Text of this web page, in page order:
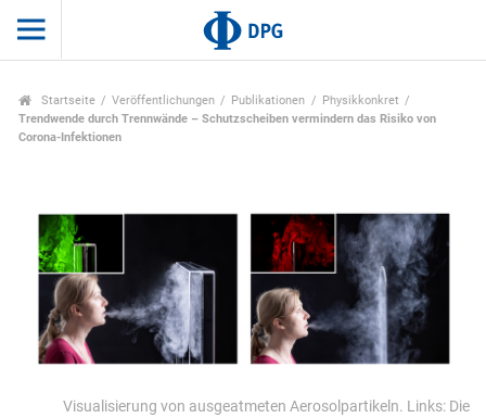
Startseite Veröffentlichungen Publikationen
Physikkonkret
Trendwende durch Trennwände – Schutzscheiben vermindern das Risiko von
Corona-Infektionen
Visualisierung von ausgeatmeten Aerosolpartikeln. Links: Die